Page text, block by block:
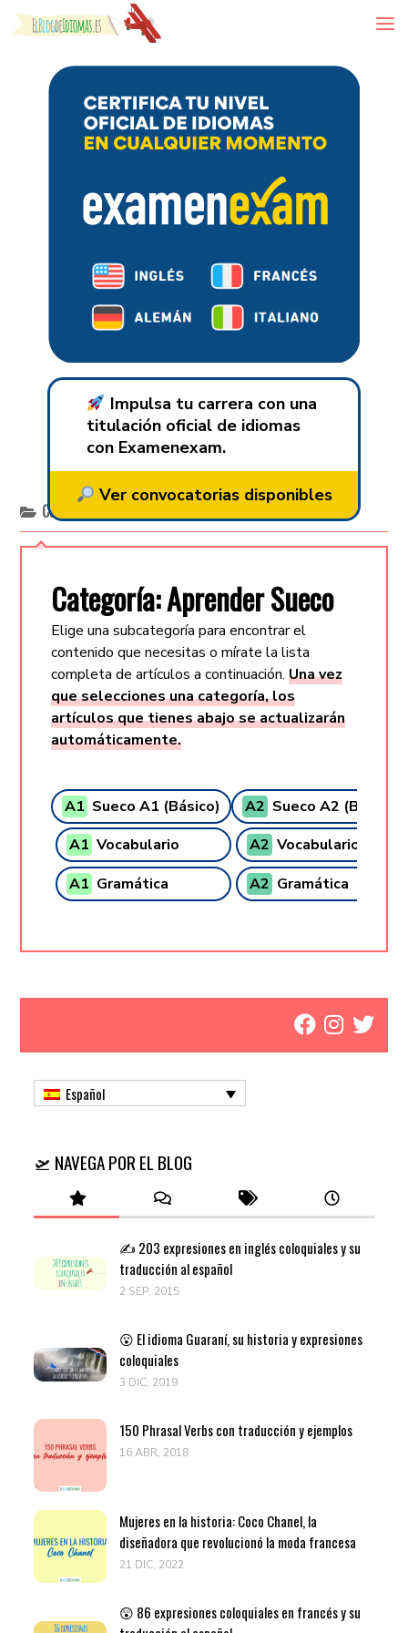
Skip to content
Impulsa tu carrera con una
titulación oficial de idiomas
con Examenexam.
Ver convocatorias disponibles
Categoría:
Categoría: Aprender Sueco
Elige una subcategoría para encontrar el
contenido que necesitas o mírate la lista
completa de artículos a continuación.Una vez
que selecciones una categoría, los
artículos que tienes abajo se actualizarán
automáticamente.
A1 Sueco A1 (Básico)
A1 Vocabulario
A1 Gramática
A2 Sueco A2 (Básico
A2 Vocabulario
A2 Gramática
Español
🛫 NAVEGA POR EL BLOG
✍️ 203 expresiones en inglés coloquiales y su
traducción al español
2 SEP, 2015
😮 El idioma Guaraní, su historia y expresiones
coloquiales
3 DIC, 2019
150 Phrasal Verbs con traducción y ejemplos
16 ABR, 2018
Mujeres en la historia: Coco Chanel, la
diseñadora que revolucionó la moda francesa
21 DIC, 2022
😲 86 expresiones coloquiales en francés y su